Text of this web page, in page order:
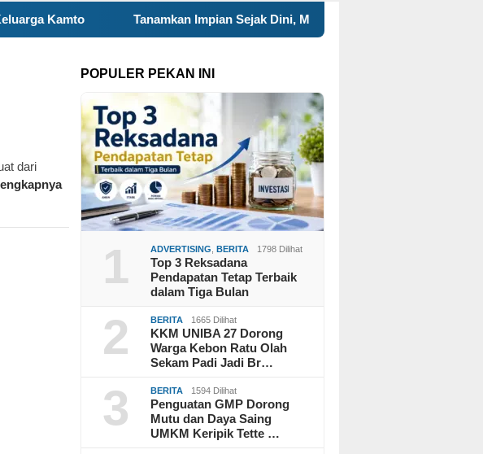
Tanamkan Impian Sejak Dini, Mahasiswa UNAIR Perkenalkan Ragam
dari
POPULER PEKAN INI
1 ADVERTISING ,BERITA 1798 Dilihat
Top 3 Reksadana
Pendapatan Tetap Terbaik
dalam Tiga Bulan
2 BERITA 1665 Dilihat
KKM UNIBA 27 Dorong
Warga Kebon Ratu Olah
Sekam Padi Jadi Br…
3 BERITA 1594 Dilihat
Penguatan GMP Dorong
Mutu dan Daya Saing
UMKM Keripik Tette …